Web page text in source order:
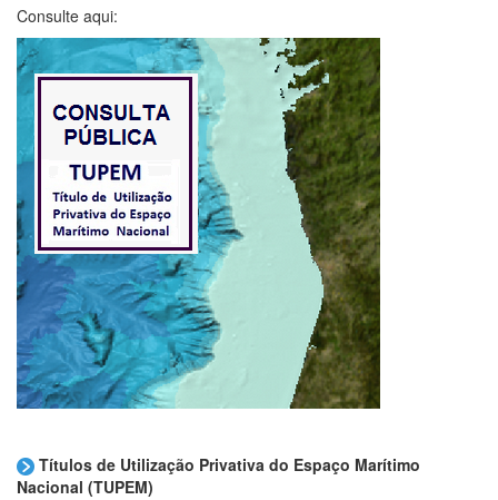
Consulte aqui:
Títulos de Utilização Privativa do Espaço Marítimo
Nacional (TUPEM)